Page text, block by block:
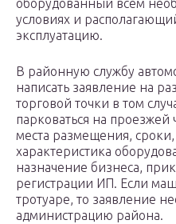
оборудованный всем
условиях и
эксплуатацию.
В районную службу
написать заявление на
торговой точки в том
парковаться на проезжей
места размещения, сроки,
характеристика
назначение бизнеса,
регистрации ИП. Если
тротуаре, то заявление
администрацию района.